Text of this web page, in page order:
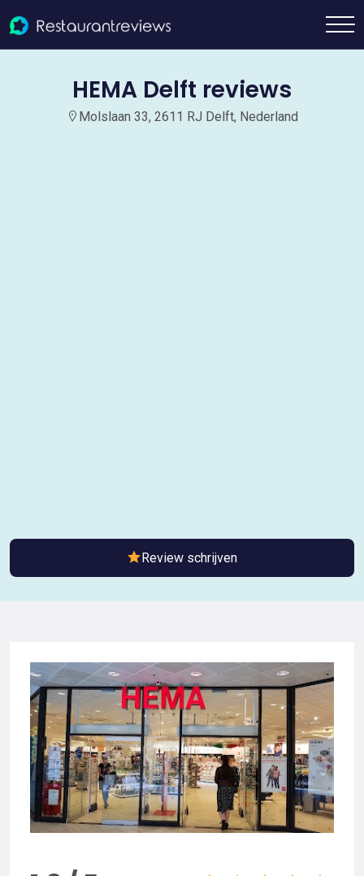
HEMA Delft reviews
Molslaan 33, 2611 RJ Delft, Nederland
Review schrijven